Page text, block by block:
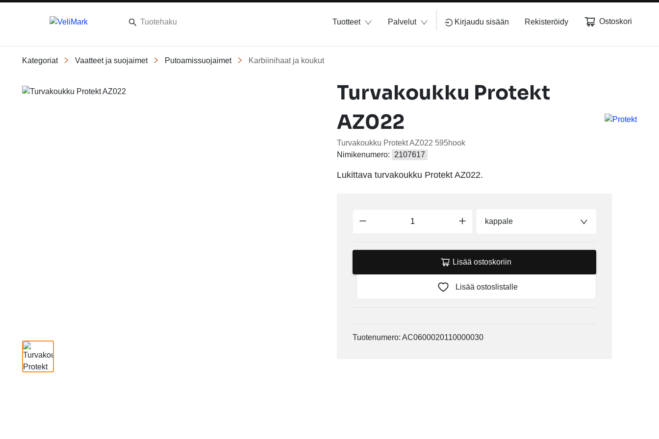
Tuotteet Palvelut Kirjaudu sisään Rekisteröidy Ostoskori
Kategoriat Vaatteet ja suojaimet Putoamissuojaimet Karbiinihaat ja koukut
Slide 1 of 1
Turvakoukku Protekt
AZ022
Turvakoukku Protekt AZ022 595hook
Nimikenumero:
2107617
Lukittava turvakoukku Protekt AZ022.
kappale
Lisää ostoskoriin
Lisää ostoslistalle
Tuotenumero: AC0600020110000030